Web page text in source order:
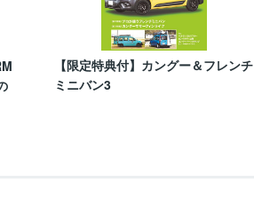
【限定特典付】カングー＆フレンチ
ミニバン3